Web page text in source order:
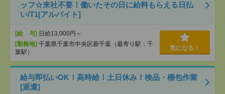
ッフ☆来社不要！働いたその日に給料もらえる日払
い/T1[アルバイト]
[給 与] 日給13,000円～
[勤務地] 千葉県千葉市中央区新千葉（最寄り駅：千
葉駅）
気になる！
給与即払いOK！高時給！土日休み！検品・梱包作業
[派遣]